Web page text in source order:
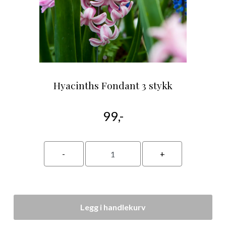
Hyacinths Fondant 3 stykk
99,-
Legg i handlekurv